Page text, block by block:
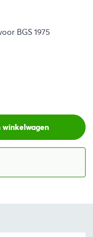
BGS 1975
winkelwagen